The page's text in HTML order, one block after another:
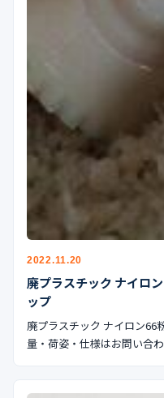
2022.11.20
廃プラスチック ナイロ
ップ
廃プラスチック ナイロン66
量・荷姿・仕様はお問い合わ